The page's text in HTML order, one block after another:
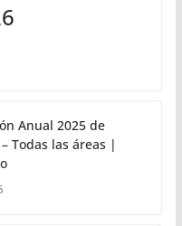
Anual 2025 de
Todas las áreas |